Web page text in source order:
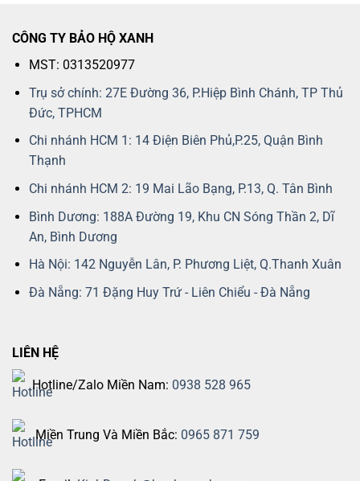
CÔNG TY BẢO HỘ XANH
MST: 0313520977
Trụ sở chính: 27E Đường 36, P.Hiệp Bình Chánh, TP Thủ
Đức, TPHCM
Chi nhánh HCM 1: 14 Điện Biên Phủ,P.25, Quận Bình
Thạnh
Chi nhánh HCM 2: 19 Mai Lão Bạng, P.13, Q. Tân Bình
Bình Dương: 188A Đường 19, Khu CN Sóng Thần 2, Dĩ
An, Bình Dương
Hà Nội: 142 Nguyễn Lân, P. Phương Liệt, Q.Thanh Xuân
Đà Nẵng: 71 Đặng Huy Trứ - Liên Chiểu - Đà Nẵng
LIÊN HỆ
Hotline/Zalo Miền Nam: 0938 528 965
Miền Trung Và Miền Bắc: 0965 871 759